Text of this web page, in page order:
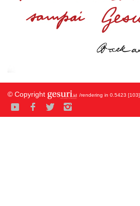
© Copyright /rendering in 0.5423 [103]